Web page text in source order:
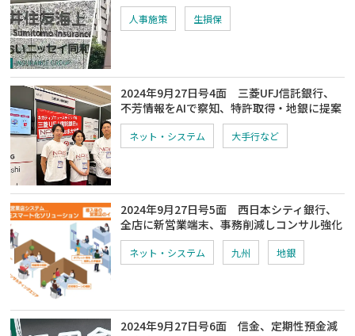
人事施策 生損保
2024年9月27日号4面 三菱UFJ信託銀行、
不芳情報をAIで察知、特許取得・地銀に提案
ネット・システム 大手行など
2024年9月27日号5面 西日本シティ銀行、
全店に新営業端末、事務削減しコンサル強化
ネット・システム 九州 地銀
2024年9月27日号6面 信金、定期性預金減